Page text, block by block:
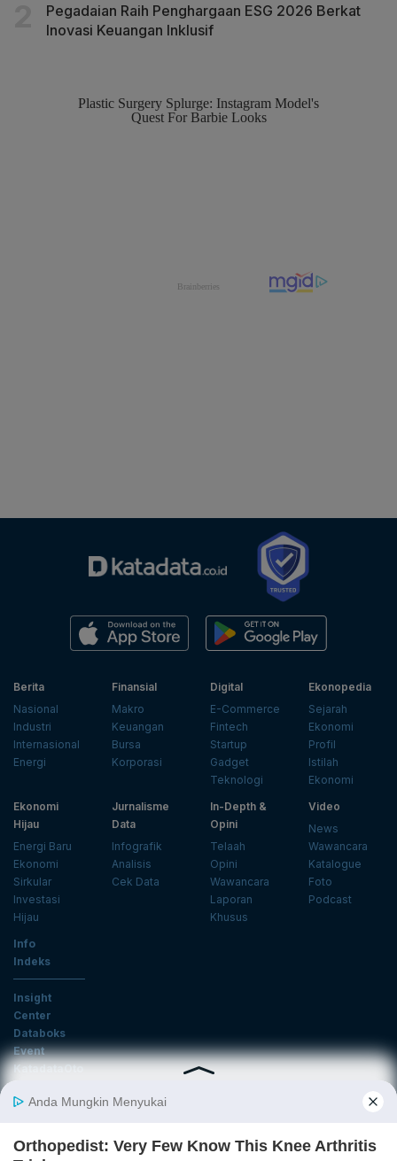
Pegadaian Raih Penghargaan ESG 2026 Berkat
Inovasi Keuangan Inklusif
Berita
Nasional
Industri
Internasional
Energi
Finansial
Makro
Keuangan
Bursa
Korporasi
Digital
E-Commerce
Fintech
Startup
Gadget
Teknologi
Ekonopedia
Sejarah
Ekonomi
Profil
Istilah
Ekonomi
Ekonomi
Hijau
Energi Baru
Ekonomi
Sirkular
Investasi
Hijau
Jurnalisme
Data
Infografik
Analisis
Cek Data
In-Depth &
Opini
Telaah
Opini
Wawancara
Laporan
Khusus
Video
News
Wawancara
Katalogue
Foto
Podcast
Info
Indeks
Insight
Center
Databoks
Event
KatadataOto
Email
Daftar